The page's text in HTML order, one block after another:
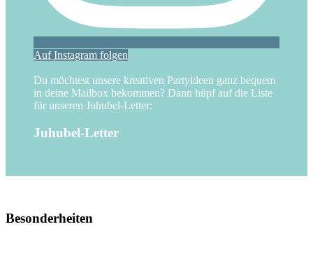
Auf Instagram folgen
Du möchtest unsere kreativen Partyideen ganz bequem
in deine Mailbox bekommen? Dann hüpf auf die Liste
für unseren Juhubel-Letter:
Juhubel-Letter
Besonderheiten